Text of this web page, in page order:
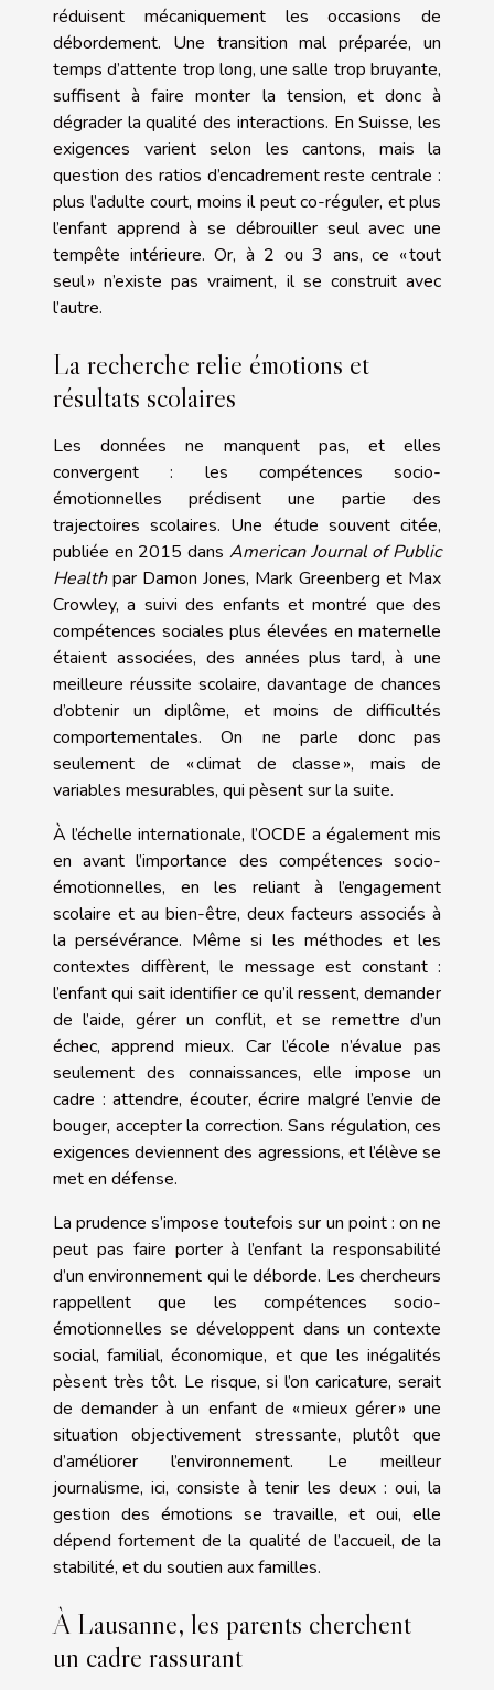
réduisent mécaniquement les occasions de
débordement. Une transition mal préparée, un
temps d’attente trop long, une salle trop bruyante,
suffisent à faire monter la tension, et donc à
dégrader la qualité des interactions. En Suisse, les
exigences varient selon les cantons, mais la
question des ratios d’encadrement reste centrale :
plus l’adulte court, moins il peut co-réguler, et plus
l’enfant apprend à se débrouiller seul avec une
tempête intérieure. Or, à 2 ou 3 ans, ce « tout
seul » n’existe pas vraiment, il se construit avec
l’autre.
La recherche relie émotions et
résultats scolaires
Les données ne manquent pas, et elles
convergent : les compétences socio-
émotionnelles prédisent une partie des
trajectoires scolaires. Une étude souvent citée,
publiée en 2015 dans American Journal of Public
Healthpar Damon Jones, Mark Greenberg et Max
Crowley, a suivi des enfants et montré que des
compétences sociales plus élevées en maternelle
étaient associées, des années plus tard, à une
meilleure réussite scolaire, davantage de chances
d’obtenir un diplôme, et moins de difficultés
comportementales. On ne parle donc pas
seulement de « climat de classe », mais de
variables mesurables, qui pèsent sur la suite.
À l’échelle internationale, l’OCDE a également mis
en avant l’importance des compétences socio-
émotionnelles, en les reliant à l’engagement
scolaire et au bien-être, deux facteurs associés à
la persévérance. Même si les méthodes et les
contextes diffèrent, le message est constant :
l’enfant qui sait identifier ce qu’il ressent, demander
de l’aide, gérer un conflit, et se remettre d’un
échec, apprend mieux. Car l’école n’évalue pas
seulement des connaissances, elle impose un
cadre : attendre, écouter, écrire malgré l’envie de
bouger, accepter la correction. Sans régulation, ces
exigences deviennent des agressions, et l’élève se
met en défense.
La prudence s’impose toutefois sur un point : on ne
peut pas faire porter à l’enfant la responsabilité
d’un environnement qui le déborde. Les chercheurs
rappellent que les compétences socio-
émotionnelles se développent dans un contexte
social, familial, économique, et que les inégalités
pèsent très tôt. Le risque, si l’on caricature, serait
de demander à un enfant de « mieux gérer » une
situation objectivement stressante, plutôt que
d’améliorer l’environnement. Le meilleur
journalisme, ici, consiste à tenir les deux : oui, la
gestion des émotions se travaille, et oui, elle
dépend fortement de la qualité de l’accueil, de la
stabilité, et du soutien aux familles.
À Lausanne, les parents cherchent
un cadre rassurant